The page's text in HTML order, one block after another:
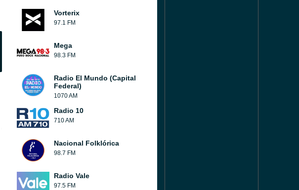
Vorterix
97.1 FM
Mega
98.3 FM
Radio El Mundo (Capital
Federal)
1070 AM
Radio 10
710 AM
Nacional Folklórica
98.7 FM
Radio Vale
97.5 FM